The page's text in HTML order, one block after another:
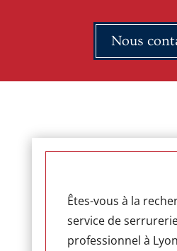
Nous
Êtes-vous à la
service de
professionnel à